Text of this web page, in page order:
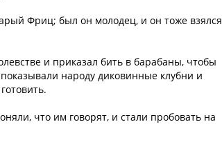
Фриц; был он молодец, и он тоже взялся
и приказал бить в барабаны, чтобы
народу диковинные клубни и
что им говорят, и стали пробовать на